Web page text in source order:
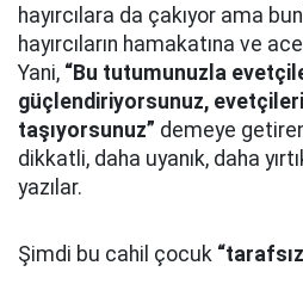
hayırcılara da çakıyor ama
hayırcıların hamakatına ve
Yani, “Bu tutumunuzla
güçlendiriyorsunuz,
taşıyorsunuz” demeye
dikkatli, daha uyanık, daha
yazılar.
Şimdi bu cahil çocuk